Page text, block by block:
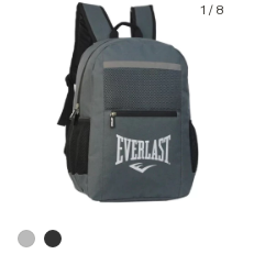
1 / 8